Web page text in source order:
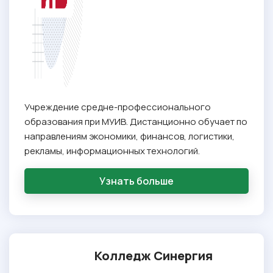
Учреждение средне-профессионального
образования при МУИВ. Дистанционно обучает по
направлениям экономики, финансов, логистики,
рекламы, информационных технологий.
Узнать больше
Колледж Синергия